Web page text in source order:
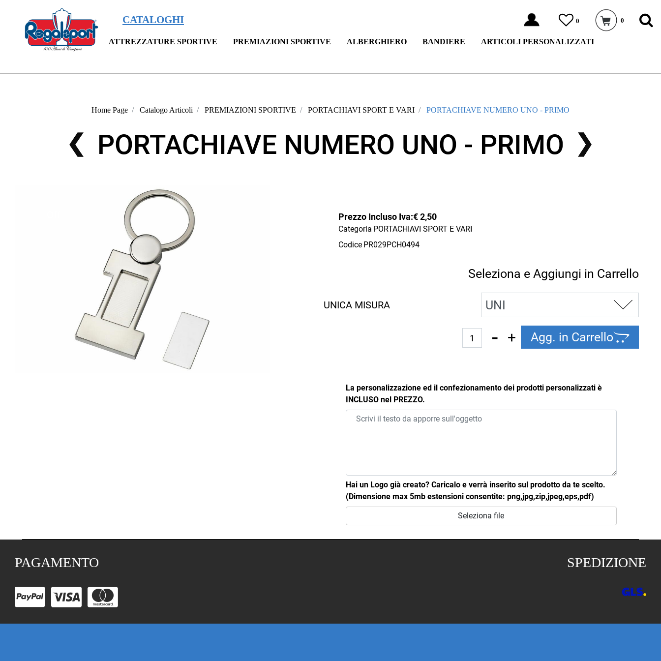
CATALOGHI 0 0
ATTREZZATURE SPORTIVE PREMIAZIONI SPORTIVE ALBERGHIERO BANDIERE ARTICOLI PERSONALIZZATI
Home Page Catalogo Articoli PREMIAZIONI SPORTIVE PORTACHIAVI SPORT E VARI PORTACHIAVE NUMERO UNO - PRIMO
PORTACHIAVE NUMERO UNO - PRIMO
Prezzo Incluso Iva:€ 2,50
Categoria PORTACHIAVI SPORT E VARI
Codice PR029PCH0494
Seleziona e Aggiungi in Carrello
UNICA MISURA
Quantità
Agg. in Carrello
La personalizzazione ed il confezionamento dei prodotti personalizzati è
INCLUSO nel PREZZO.
Hai un Logo già creato? Caricalo e verrà inserito sul prodotto da te scelto.
(Dimensione max 5mb estensioni consentite: png,jpg,zip,jpeg,eps,pdf)
Seleziona file
PAGAMENTO SPEDIZIONE